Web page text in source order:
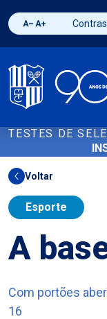
Diminuir fonte
Aumentar
TESTES DE
Voltar
Esporte
A
Com portões
16